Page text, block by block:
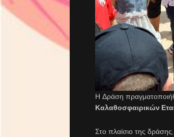
Η Δράση
Καλαθοσφαιρικών
Στο πλαίσιο της